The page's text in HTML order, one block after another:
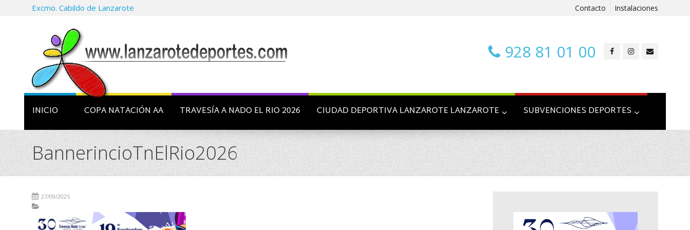
Excmo. Cabildo de Lanzarote Contacto Instalaciones
928 81 01 00
INICIO COPA NATACIÓN AA TRAVESÍA A NADO EL RIO 2026 CIUDAD DEPORTIVA LANZAROTE LANZAROTE SUBVENCIONES DEPORTES
BannerincioTnElRio2026
27/09/2025